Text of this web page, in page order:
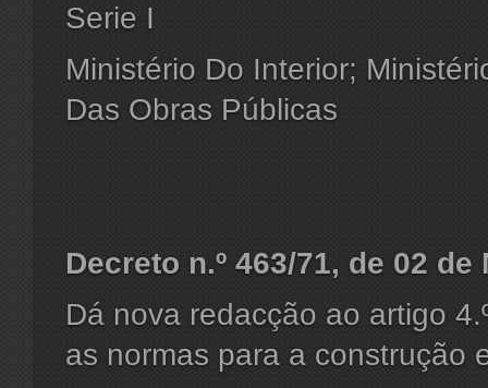
Serie I
Ministério Do Interior;
Das Obras Públicas
Decreto n.º 463/71, de 02
Dá nova redacção ao artigo
as normas para a construção